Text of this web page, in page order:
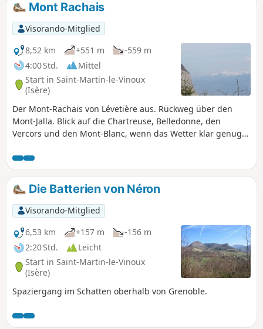
Mont Rachais
Visorando-Mitglied
8,52 km
+551 m
-559 m
4:00 Std.
Mittel
Start in Saint-Martin-le-Vinoux
(Isère)
Der Mont-Rachais von Lévetière aus. Rückweg über den
Mont-Jalla. Blick auf die Chartreuse, Belledonne, den
Vercors und den Mont-Blanc, wenn das Wetter klar genug
Die Batterien von Néron
Visorando-Mitglied
6,53 km
+157 m
-156 m
2:20 Std.
Leicht
Start in Saint-Martin-le-Vinoux
(Isère)
Spaziergang im Schatten oberhalb von Grenoble.